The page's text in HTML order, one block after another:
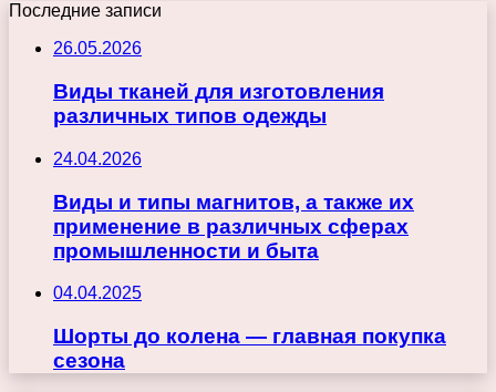
Последние записи
26.05.2026
Виды тканей для изготовления
различных типов одежды
24.04.2026
Виды и типы магнитов, а также их
применение в различных сферах
промышленности и быта
04.04.2025
Шорты до колена — главная покупка
сезона